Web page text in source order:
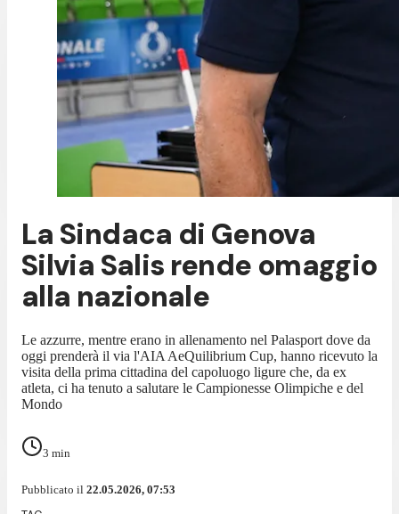
La Sindaca di Genova
Silvia Salis rende omaggio
alla nazionale
Le azzurre, mentre erano in allenamento nel Palasport dove da
oggi prenderà il via l'AIA AeQuilibrium Cup, hanno ricevuto la
visita della prima cittadina del capoluogo ligure che, da ex
atleta, ci ha tenuto a salutare le Campionesse Olimpiche e del
Mondo
3 min
Pubblicato il 22.05.2026, 07:53